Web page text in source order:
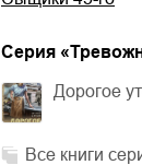
Cерия «
Дорогое
Все книги